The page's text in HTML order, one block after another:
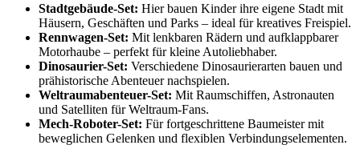
Stadtgebäude-Set: Hier bauen Kinder ihre eigene Stadt mit
Häusern, Geschäften und Parks – ideal für kreatives Freispiel.
Rennwagen-Set: Mit lenkbaren Rädern und aufklappbarer
Motorhaube – perfekt für kleine Autoliebhaber.
Dinosaurier-Set: Verschiedene Dinosaurierarten bauen und
prähistorische Abenteuer nachspielen.
Weltraumabenteuer-Set: Mit Raumschiffen, Astronauten
und Satelliten für Weltraum-Fans.
Mech-Roboter-Set: Für fortgeschrittene Baumeister mit
beweglichen Gelenken und flexiblen Verbindungselementen.